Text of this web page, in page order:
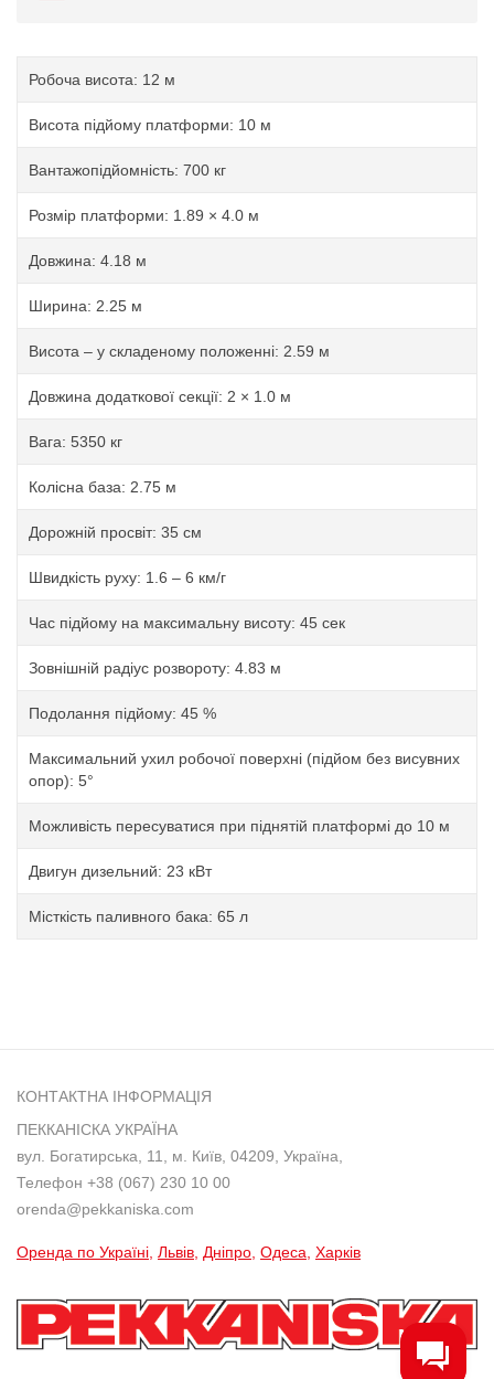
Робоча висота: 12 м
Висота підйому платформи: 10 м
Вантажопідйомність: 700 кг
Розмір платформи: 1.89 × 4.0 м
Довжина: 4.18 м
Ширина: 2.25 м
Висота – у складеному положенні: 2.59 м
Довжина додаткової секції: 2 × 1.0 м
Вага: 5350 кг
Колісна база: 2.75 м
Дорожній просвіт: 35 см
Швидкість руху: 1.6 – 6 км/г
Час підйому на максимальну висоту: 45 сек
Зовнішній радіус розвороту: 4.83 м
Подолання підйому: 45 %
Максимальний ухил робочої поверхні (підйом без висувних
опор): 5°
Можливість пересуватися при піднятій платформі до 10 м
Двигун дизельний: 23 кВт
Місткість паливного бака: 65 л
КОНТАКТНА ІНФОРМАЦІЯ
ПЕККАНІСКА УКРАЇНА
вул. Богатирська, 11, м. Київ, 04209, Україна,
Телефон +38 (067) 230 10 00
orenda@pekkaniska.com
Оренда по Україні Львів Дніпро Одеса Харків